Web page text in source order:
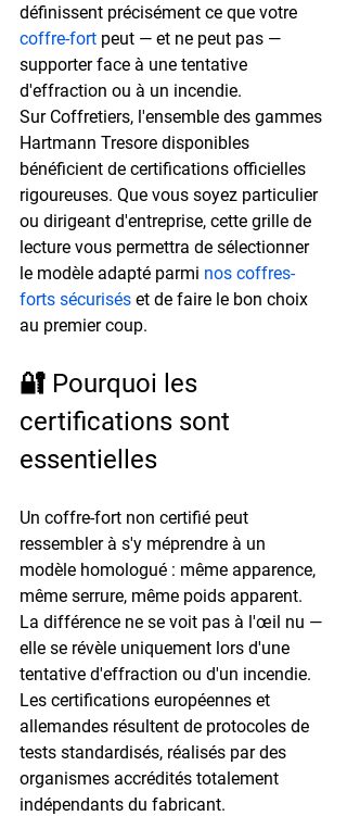
définissent précisément ce que votre
coffre-fort peut — et ne peut pas —
supporter face à une tentative
d'effraction ou à un incendie.
Sur Coffretiers, l'ensemble des gammes
Hartmann Tresore disponibles
bénéficient de certifications officielles
rigoureuses. Que vous soyez particulier
ou dirigeant d'entreprise, cette grille de
lecture vous permettra de sélectionner
le modèle adapté parmi nos coffres-
forts sécurisés et de faire le bon choix
au premier coup.
🔐 Pourquoi les
certifications sont
essentielles
Un coffre-fort non certifié peut
ressembler à s'y méprendre à un
modèle homologué : même apparence,
même serrure, même poids apparent.
La différence ne se voit pas à l'œil nu —
elle se révèle uniquement lors d'une
tentative d'effraction ou d'un incendie.
Les certifications européennes et
allemandes résultent de protocoles de
tests standardisés, réalisés par des
organismes accrédités totalement
indépendants du fabricant.